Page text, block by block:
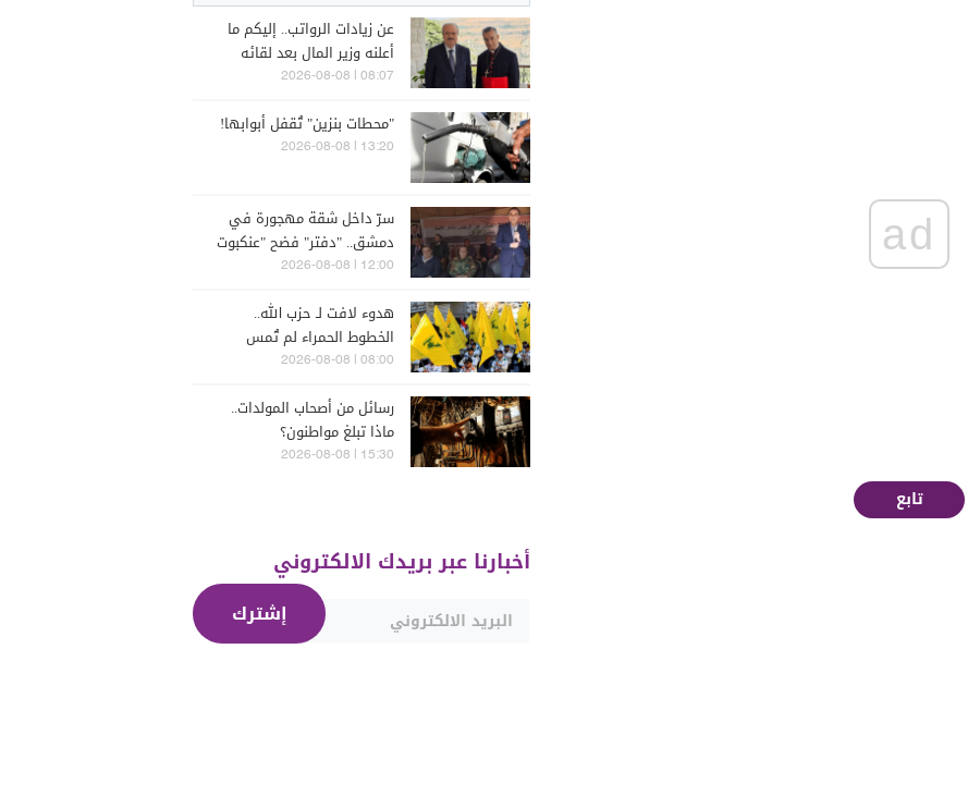
ad
تابع
عن زيادات الرواتب.. إليكم ما
أعلنه وزير المال بعد لقائه
الراعي
08:07 | 2026-08-08
"محطات بنزين" تُقفل أبوابها!
13:20 | 2026-08-08
سرّ داخل شقة مهجورة في
دمشق.. "دفتر" فضح "عنكبوت
الأسد"!"
12:00 | 2026-08-08
هدوء لافت لـ حزب الله..
الخطوط الحمراء لم تُمس
08:00 | 2026-08-08
رسائل من أصحاب المولدات..
ماذا تبلغ مواطنون؟
15:30 | 2026-08-08
أخبارنا عبر بريدك الالكتروني
إشترك